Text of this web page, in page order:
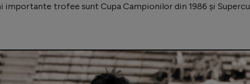
importante trofee sunt Cupa Campionilor din 1986 și